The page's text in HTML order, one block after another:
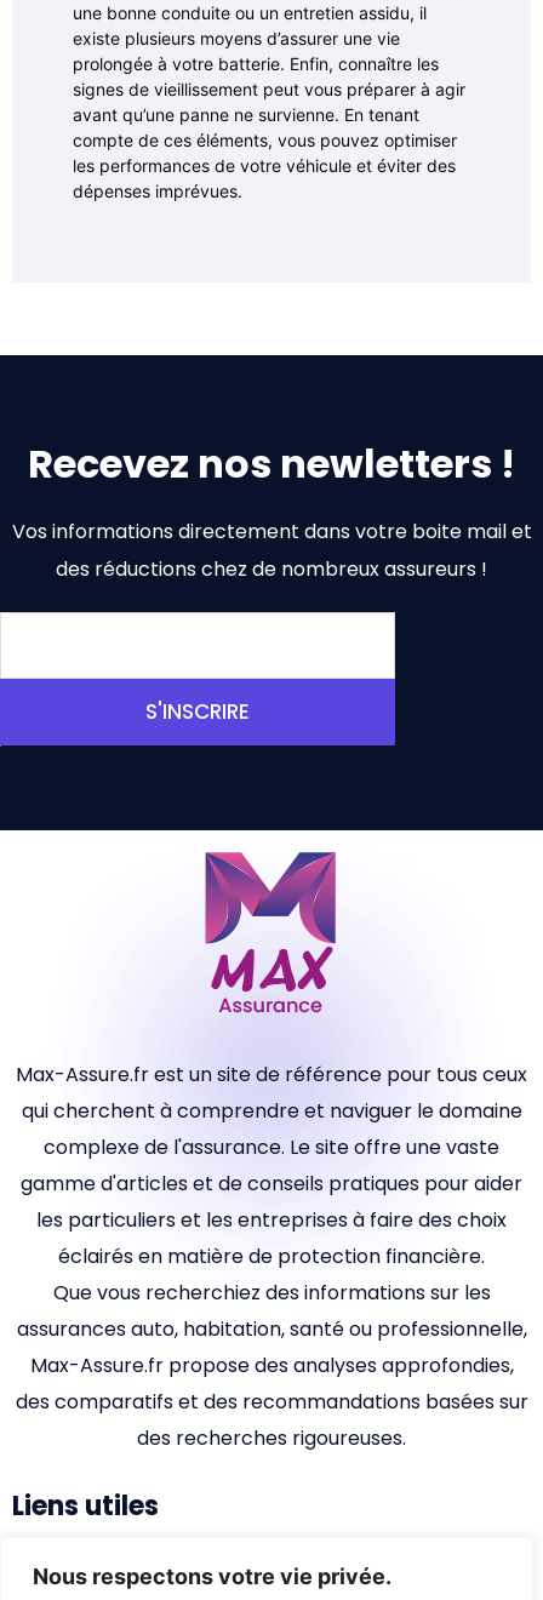
Nous respectons votre vie privée.
une bonne conduite ou un entretien assidu, il
existe plusieurs moyens d’assurer une vie
prolongée à votre batterie. Enfin, connaître les
signes de vieillissement peut vous préparer à agir
avant qu’une panne ne survienne. En tenant
compte de ces éléments, vous pouvez optimiser
les performances de votre véhicule et éviter des
dépenses imprévues.
Recevez nos newletters !
Vos informations directement dans votre boite mail et
des réductions chez de nombreux assureurs !
S'INSCRIRE
Max-Assure.fr est un site de référence pour tous ceux
qui cherchent à comprendre et naviguer le domaine
complexe de l'assurance. Le site offre une vaste
gamme d'articles et de conseils pratiques pour aider
les particuliers et les entreprises à faire des choix
éclairés en matière de protection financière.
Que vous recherchiez des informations sur les
assurances auto, habitation, santé ou professionnelle,
Max-Assure.fr propose des analyses approfondies,
des comparatifs et des recommandations basées sur
des recherches rigoureuses.
Liens utiles